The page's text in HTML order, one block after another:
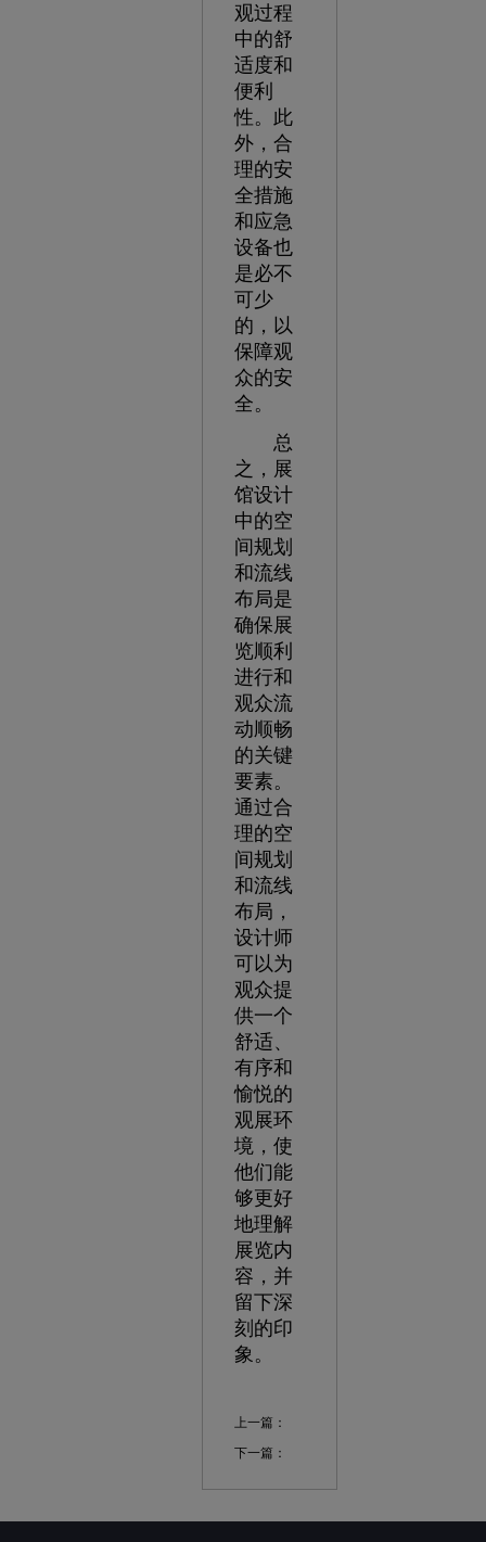
观过程
中的舒
适度和
便利
性。此
外，合
理的安
全措施
和应急
设备也
是必不
可少
的，以
保障观
众的安
全。
总
之，展
馆设计
中的空
间规划
和流线
布局是
确保展
览顺利
进行和
观众流
动顺畅
的关键
要素。
通过合
理的空
间规划
和流线
布局，
设计师
可以为
观众提
供一个
舒适、
有序和
愉悦的
观展环
境，使
他们能
够更好
地理解
展览内
容，并
留下深
刻的印
象。
上一篇：
下一篇：